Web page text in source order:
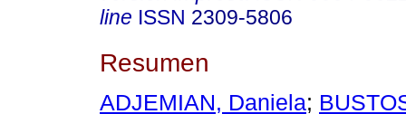
line ISSN 2309-5806
Resumen
ADJEMIAN, Daniela;